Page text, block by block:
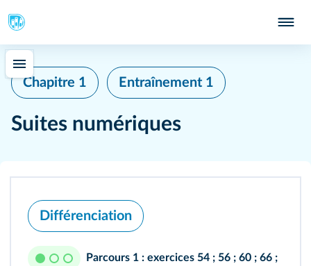
Chapitre 1 Entraînement 1
Suites numériques
Différenciation
Parcours 1 : exercices 54 ; 56 ; 60 ; 66 ;